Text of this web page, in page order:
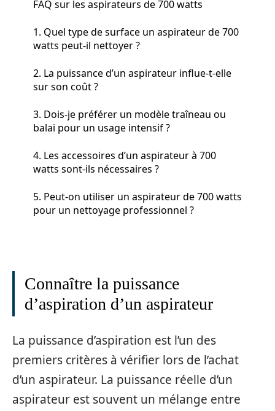
FAQ sur les aspirateurs de 700 watts
1. Quel type de surface un aspirateur de 700
watts peut-il nettoyer ?
2. La puissance d’un aspirateur influe-t-elle
sur son coût ?
3. Dois-je préférer un modèle traîneau ou
balai pour un usage intensif ?
4. Les accessoires d’un aspirateur à 700
watts sont-ils nécessaires ?
5. Peut-on utiliser un aspirateur de 700 watts
pour un nettoyage professionnel ?
Connaître la puissance
d’aspiration d’un aspirateur
La puissance d’aspiration est l’un des
premiers critères à vérifier lors de l’achat
d’un aspirateur. La puissance réelle d’un
aspirateur est souvent un mélange entre